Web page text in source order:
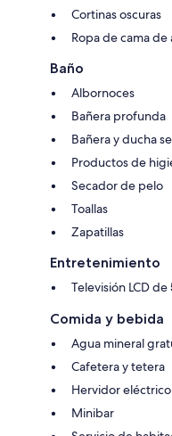
Cortinas oscuras
Ropa de cama de
Baño
Albornoces
Bañera profunda
Bañera y ducha
Productos de
Secador de pelo
Toallas
Zapatillas
Entretenimiento
Televisión LCD
Comida y bebida
Agua mineral
Cafetera y tetera
Hervidor eléctrico
Minibar